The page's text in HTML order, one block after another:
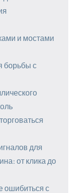
и мостами
борьбы с
для
от клика до
ошибиться с